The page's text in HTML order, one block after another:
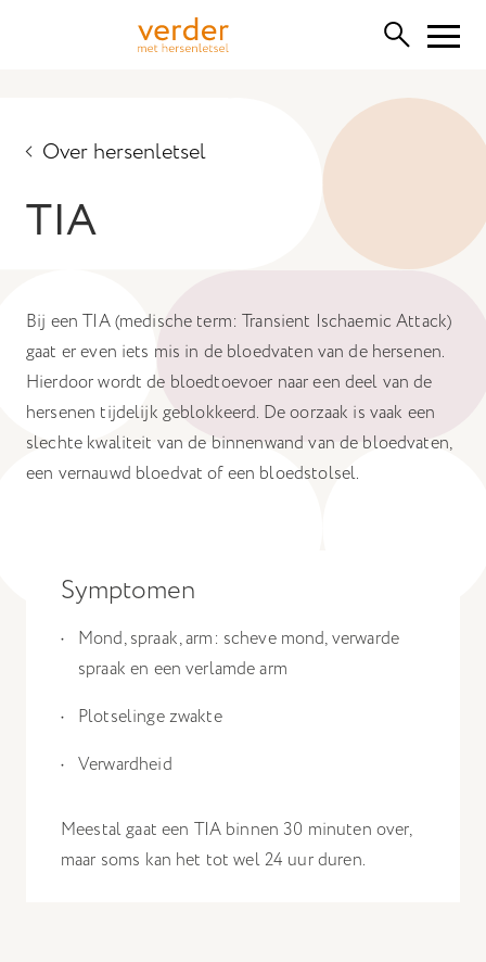
Over hersenletsel
TIA
Bij een TIA (medische term: Transient Ischaemic Attack)
gaat er even iets mis in de bloedvaten van de hersenen.
Hierdoor wordt de bloedtoevoer naar een deel van de
hersenen tijdelijk geblokkeerd. De oorzaak is vaak een
slechte kwaliteit van de binnenwand van de bloedvaten,
een vernauwd bloedvat of een bloedstolsel.
Symptomen
Mond, spraak, arm: scheve mond, verwarde
spraak en een verlamde arm
Plotselinge zwakte
Verwardheid
Meestal gaat een TIA binnen 30 minuten over,
maar soms kan het tot wel 24 uur duren.
Deze cookies zijn nodig voor het correct functioneren van
de website. Let op, deze kunt u niet uitschakelen.
Cookies van derden
Hiermee kunnen we inhoud van derden insluiten, zoals
YouTube, Vimeo of SoundCloud. Het uitschakelen hiervan
Analytische cookies
Hiermee kunnen we de prestaties van onze website
gebruikersonderzoek uitvoeren.
Advertentie cookies
Het uitschakelen van bepaalde cookies kan
niet goed werkt. U kunt uw voorkeuren op elk
moment wijzigen.
Meer informatie
Bewaar voorkeuren